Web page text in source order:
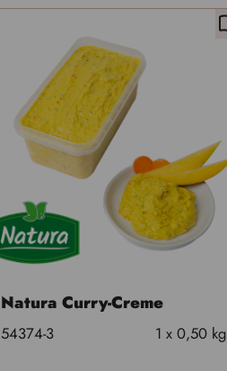
Natura Curry-Creme
54374-3 1 x 0,50 kg